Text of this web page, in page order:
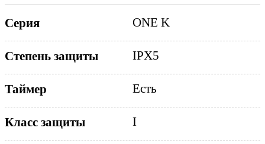
Серия ONE K
Степень защиты IPX5
Таймер Есть
Класс защиты I